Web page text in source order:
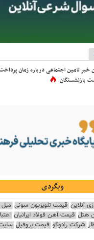
خبر تامین اجتماعی درباره زمان
بازنشستگان
وبگردی
آنلاین قیمت تلویزیون سونی مبل
هتل قیمت آهن فولاد ایرانیان
شرکت رادوکو قیمت پروفیل سایت